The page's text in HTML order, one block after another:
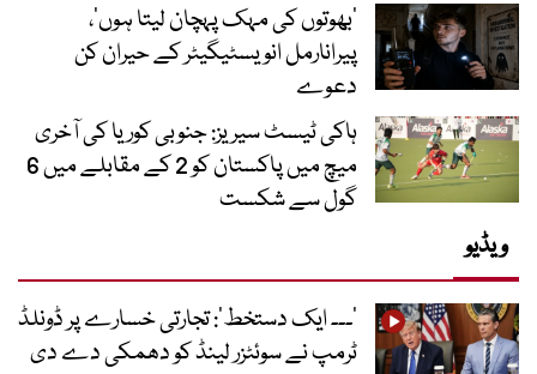
‘بھوتوں کی مہک پہچان لیتا ہوں’،
پیرانارمل انویسٹیگیٹر کے حیران کن
دعوے
ہاکی ٹیسٹ سیریز: جنوبی کوریا کی آخری
میچ میں پاکستان کو 2 کے مقابلے میں 6
گول سے شکست
ویڈیو
’۔۔۔ ایک دستخط‘: تجارتی خسارے پر ڈونلڈ
ٹرمپ نے سوئٹزر لینڈ کو دھمکی دے دی